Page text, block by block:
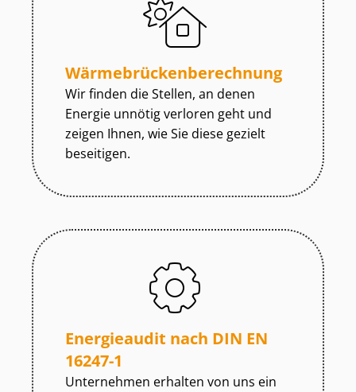
Wär­me­brü­cken­be­rech­nung
Wir finden die Stellen, an denen
Energie unnötig verloren geht und
zeigen Ihnen, wie Sie diese gezielt
beseitigen.
Energieaudit nach DIN EN
16247-1
Unternehmen erhalten von uns ein